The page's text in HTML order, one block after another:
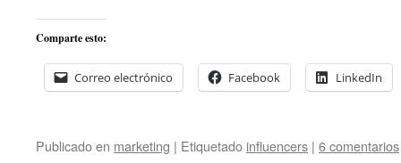
Comparte esto:
Correo electrónico Facebook LinkedIn
Publicado en marketing | Etiquetado influencers | 6 comentarios